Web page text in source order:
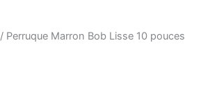
/ Perruque Marron Bob Lisse 10 pouces